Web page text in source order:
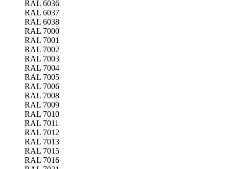
RAL 6036
RAL 6037
RAL 6038
RAL 7000
RAL 7001
RAL 7002
RAL 7003
RAL 7004
RAL 7005
RAL 7006
RAL 7008
RAL 7009
RAL 7010
RAL 7011
RAL 7012
RAL 7013
RAL 7015
RAL 7016